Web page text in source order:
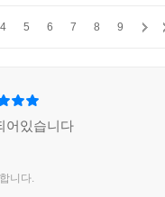
4 5 6 7 8 9
어있습니다
니다.